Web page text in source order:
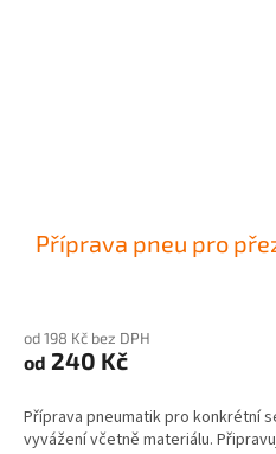
Příprava pneu pro
od 198 Kč bez DPH
od 240 Kč
Příprava pneumatik pro konkrétní
vyvážení včetně materiálu.